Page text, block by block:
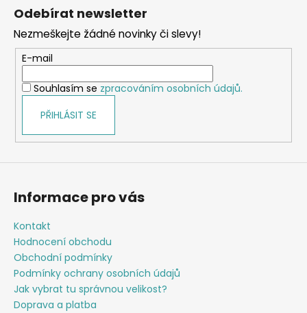
a
c
í
p
r
y
Odebírat newsletter
Nezmeškejte žádné novinky či slevy!
E-mail
Souhlasím se zpracováním osobních údajů.
PŘIHLÁSIT SE
Informace pro vás
Kontakt
Hodnocení obchodu
Obchodní podmínky
Podmínky ochrany osobních údajů
Jak vybrat tu správnou velikost?
Doprava a platba